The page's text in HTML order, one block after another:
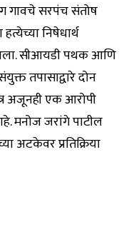
गावचे सरपंच संतोष
निषेधार्थ
सीआयडी पथक आणि
तपासाद्वारे दोन
अजूनही एक आरोपी
मनोज जरांगे पाटील
अटकेवर प्रतिक्रिया